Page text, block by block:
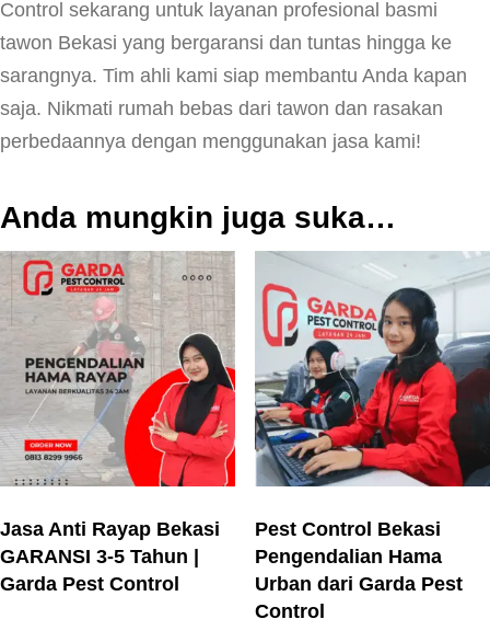
Control sekarang untuk layanan profesional basmi
tawon Bekasi yang bergaransi dan tuntas hingga ke
sarangnya. Tim ahli kami siap membantu Anda kapan
saja. Nikmati rumah bebas dari tawon dan rasakan
perbedaannya dengan menggunakan jasa kami!
Anda mungkin juga suka…
Jasa Anti Rayap Bekasi
GARANSI 3-5 Tahun |
Garda Pest Control
Pest Control Bekasi
Pengendalian Hama
Urban dari Garda Pest
Control